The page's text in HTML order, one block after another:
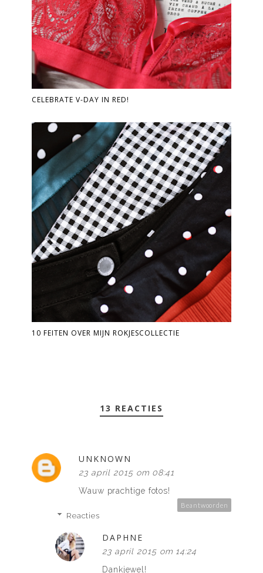
CELEBRATE V-DAY IN RED!
10 FEITEN OVER MIJN ROKJESCOLLECTIE
13 REACTIES
UNKNOWN
23 april 2015 om 08:41
Wauw prachtige fotos!
Beantwoorden
Reacties
DAPHNE
23 april 2015 om 14:24
Dankjewel!